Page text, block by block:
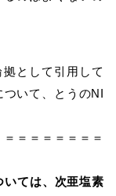
として引用して
いて、とうのNI
＝＝＝＝＝＝＝
いては、次亜塩素